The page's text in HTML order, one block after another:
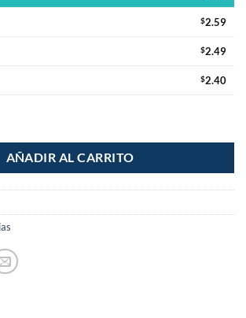
$2.59
$2.49
$2.40
AÑADIR AL CARRITO